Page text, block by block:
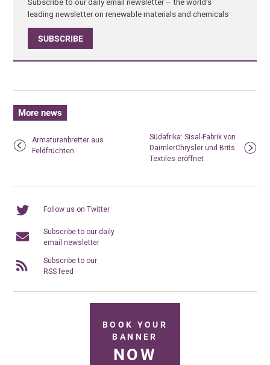
leading newsletter on renewable materials and chemicals
SUBSCRIBE
More news
Armaturenbretter aus
Feldfrüchten
Südafrika: Sisal-Fabrik von
DaimlerChrysler und Brits
Textiles eröffnet
Follow us on Twitter
Subscribe to our daily
email newsletter
Subscribe to our
RSS feed
BOOK YOUR
BANNER
NOW